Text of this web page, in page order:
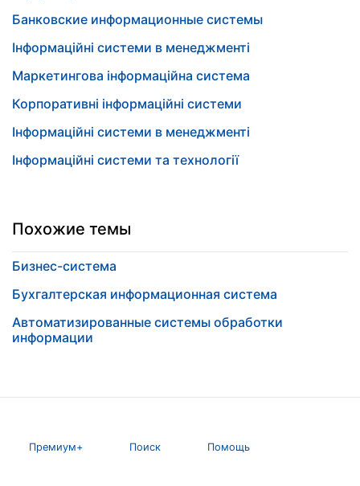
Банковские информационные системы
Інформаційні системи в менеджменті
Маркетингова інформаційна система
Корпоративні інформаційні системи
Інформаційні системи в менеджменті
Інформаційні системи та технології
Похожие темы
Бизнес-система
Бухгалтерская информационная система
Автоматизированные системы обработки
информации
Премиум+ Поиск Помощь